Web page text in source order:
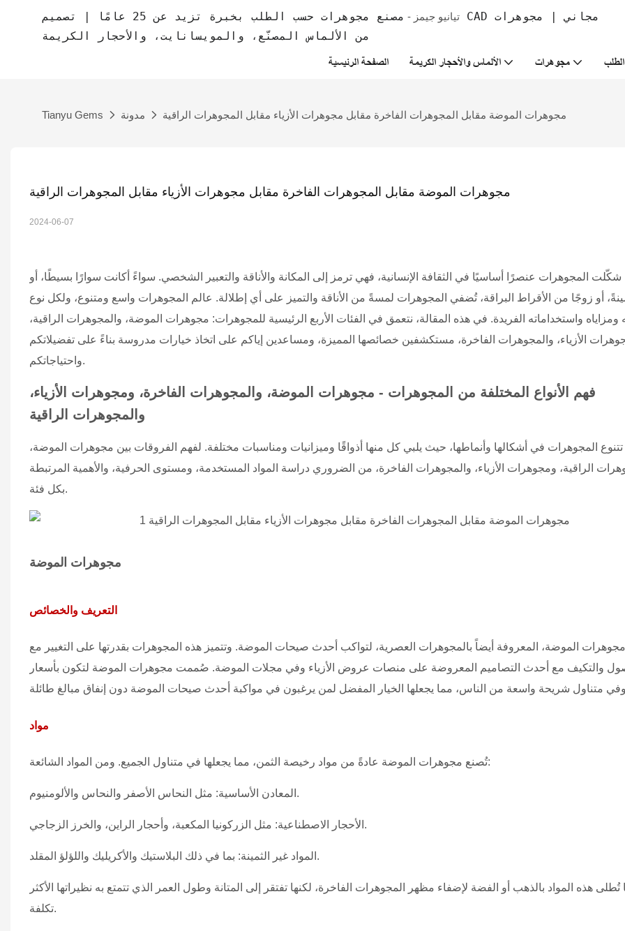
تيانيو جيمز -
مصنع مجوهرات حسب الطلب بخبرة تزيد عن 25 عامًا | تصميم CAD مجاني | مجوهرات
من الألماس المصنّع، والمويسانايت، والأحجار الكريمة
الصفحة الرئيسية الألماس والأحجار الكريمة مجوهرات
Tianyu Gems مدونة مجوهرات الموضة مقابل المجوهرات الفاخرة مقابل مجوهرات الأزياء مقابل المجوهرات الراقية
مجوهرات الموضة مقابل المجوهرات الفاخرة مقابل مجوهرات الأزياء مقابل المجوهرات الراقية
2024-06-07
شكّلت المجوهرات عنصرًا أساسيًا في الثقافة الإنسانية، فهي ترمز إلى المكانة والأناقة والتعبير الشخصي. سواءً أكانت سوارًا بسيطًا، أو
أو زوجًا من الأقراط البراقة، تُضفي المجوهرات لمسةً من الأناقة والتميز على أي إطلالة. عالم المجوهرات واسع ومتنوع، ولكل نوع
واستخداماته الفريدة. في هذه المقالة، نتعمق في الفئات الأربع الرئيسية للمجوهرات: مجوهرات الموضة، والمجوهرات الراقية،
الأزياء، والمجوهرات الفاخرة، مستكشفين خصائصها المميزة، ومساعدين إياكم على اتخاذ خيارات مدروسة بناءً على تفضيلاتكم
واحتياجاتكم.
فهم الأنواع المختلفة من المجوهرات - مجوهرات الموضة، والمجوهرات الفاخرة، ومجوهرات الأزياء،
والمجوهرات الراقية
تتنوع المجوهرات في أشكالها وأنماطها، حيث يلبي كل منها أذواقًا وميزانيات ومناسبات مختلفة. لفهم الفروقات بين مجوهرات الموضة،
الراقية، ومجوهرات الأزياء، والمجوهرات الفاخرة، من الضروري دراسة المواد المستخدمة، ومستوى الحرفية، والأهمية المرتبطة
بكل فئة.
مجوهرات الموضة
التعريف والخصائص
الموضة، المعروفة أيضاً بالمجوهرات العصرية، لتواكب أحدث صيحات الموضة. وتتميز هذه المجوهرات بقدرتها على التغيير مع
والتكيف مع أحدث التصاميم المعروضة على منصات عروض الأزياء وفي مجلات الموضة. صُممت مجوهرات الموضة لتكون بأسعار
مواد
تُصنع مجوهرات الموضة عادةً من مواد رخيصة الثمن، مما يجعلها في متناول الجميع. ومن المواد الشائعة:
المعادن الأساسية: مثل النحاس الأصفر والنحاس والألومنيوم.
الأحجار الاصطناعية: مثل الزركونيا المكعبة، وأحجار الراين، والخرز الزجاجي.
المواد غير الثمينة: ​​بما في ذلك البلاستيك والأكريليك واللؤلؤ المقلد.
تُطلى هذه المواد بالذهب أو الفضة لإضفاء مظهر المجوهرات الفاخرة، لكنها تفتقر إلى المتانة وطول العمر الذي تتمتع به نظيراتها الأكثر
تكلفة.